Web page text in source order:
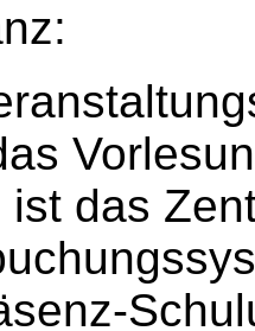
ist das